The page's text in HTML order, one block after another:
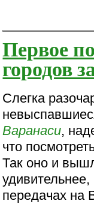
Первое
городов
Слегка
Варанаси,
что
Так оно и
передачах на